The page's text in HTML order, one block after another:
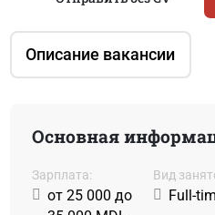
Описание вакансии
Основная
Зарплата:
от 25 000 до
Вид
Full-